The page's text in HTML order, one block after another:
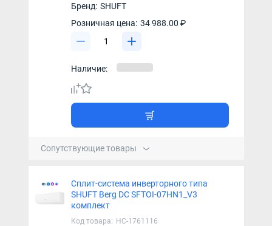
Бренд: SHUFT
Розничная цена: 34 988.00 ₽
Наличие:
Сопутствующие товары
Сплит-система инверторного типа
SHUFT Berg DC SFTOI-07HN1_V3
комплект
Код товара: НС-1761116